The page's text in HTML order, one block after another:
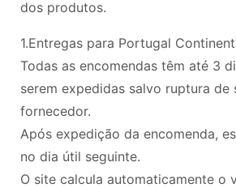
dos produtos.
1.Entregas para Portugal
Todas as encomendas têm até 3
serem expedidas salvo ruptura de
fornecedor.
Após expedição da encomenda,
no dia útil seguinte.
O site calcula automaticamente o